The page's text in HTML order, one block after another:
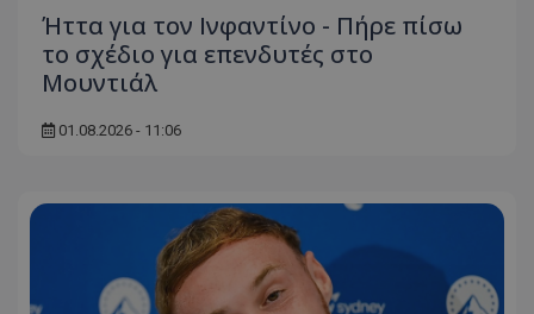
Ήττα για τον Ινφαντίνο - Πήρε πίσω
το σχέδιο για επενδυτές στο
Μουντιάλ
01.08.2026 - 11:06